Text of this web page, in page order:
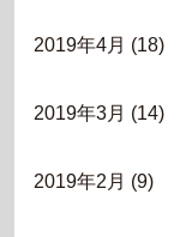
2019年4月 (18)
2019年3月 (14)
2019年2月 (9)